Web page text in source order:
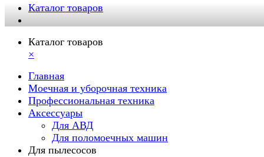
Каталог товаров
Каталог товаров
×
Главная
Моечная и уборочная техника
Профессиональная техника
Аксессуары
Для АВД
Для поломоечных машин
Для пылесосов